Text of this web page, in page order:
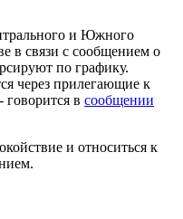
и Южного
в связи с сообщением о
по графику.
через прилегающие к
в сообщении
и относиться к